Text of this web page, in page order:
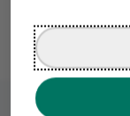
l’hébergeur).